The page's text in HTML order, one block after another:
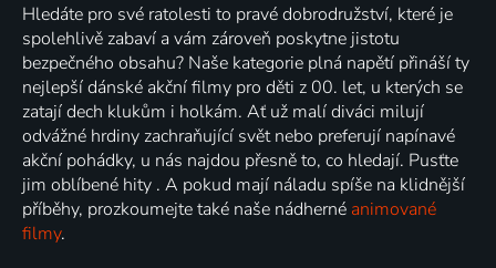
Hledáte pro své ratolesti to pravé dobrodružství, které je
spolehlivě zabaví a vám zároveň poskytne jistotu
bezpečného obsahu? Naše kategorie plná napětí přináší ty
nejlepší dánské akční filmy pro děti z 00. let, u kterých se
zatají dech klukům i holkám. Ať už malí diváci milují
odvážné hrdiny zachraňující svět nebo preferují napínavé
akční pohádky, u nás najdou přesně to, co hledají. Pusťte
jim oblíbené hity . A pokud mají náladu spíše na klidnější
příběhy, prozkoumejte také naše nádherné animované
filmy.